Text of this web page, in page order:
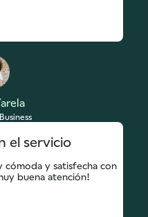
el servicio
cómoda y satisfecha con
buena atención!